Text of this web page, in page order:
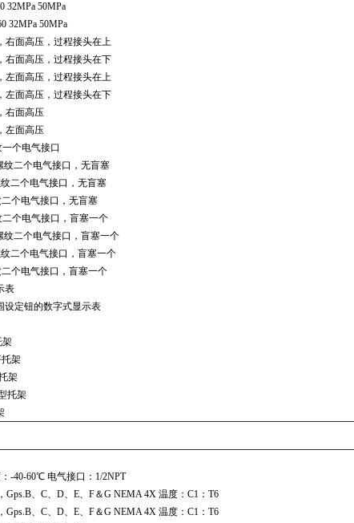
32MPa 50MPa
32MPa 50MPa
右面高压，过程接头在上
右面高压，过程接头在下
左面高压，过程接头在上
左面高压，过程接头在下
右面高压
左面高压
个电气接口
纹二个电气接口，无盲塞
纹二个电气接口，无盲塞
个电气接口，无盲塞
二个电气接口，盲塞一个
纹二个电气接口，盲塞一个
纹二个电气接口，盲塞一个
个电气接口，盲塞一个
表
设定钮的数字式显示表
架
托架
架
托架
-40-60℃ 电气接口：1/2NPT
Gps.B、C、D、E、F＆G NEMA 4X 温度：C1：T6
Gps.B、C、D、E、F＆G NEMA 4X 温度：C1：T6